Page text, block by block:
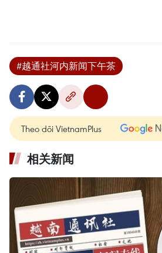
#越通社河内新闻下午茶
Theo dõi VietnamPlus
相关新闻